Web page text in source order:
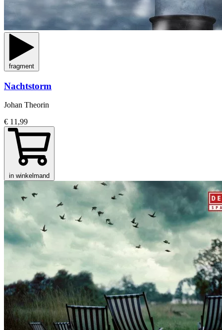
fragment
Nachtstorm
Johan Theorin
€ 11,99
in winkelmand